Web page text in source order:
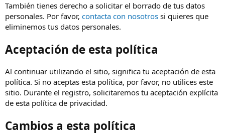
También tienes derecho a solicitar el borrado de tus datos
personales. Por favor, contacta con nosotros si quieres que
eliminemos tus datos personales.
Aceptación de esta política
Al continuar utilizando el sitio, significa tu aceptación de esta
política. Si no aceptas esta política, por favor, no utilices este
sitio. Durante el registro, solicitaremos tu aceptación explícita
de esta política de privacidad.
Cambios a esta política